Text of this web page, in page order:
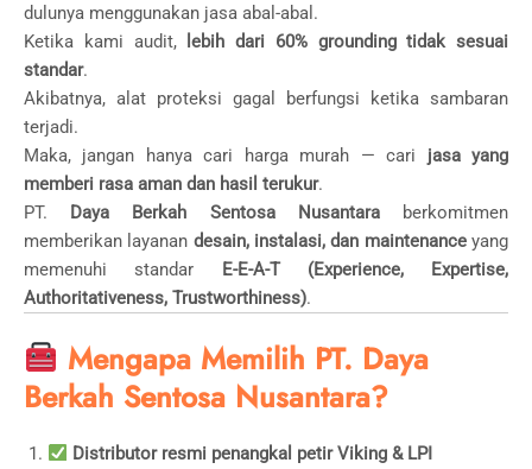
dulunya menggunakan jasa abal-abal.
Ketika kami audit,
lebih dari 60% grounding tidak sesuai
standar.
Akibatnya, alat proteksi gagal berfungsi ketika sambaran
terjadi.
Maka, jangan hanya cari harga murah — cari jasa yang
memberi rasa aman dan hasil terukur.
PT. Daya Berkah Sentosa Nusantaraberkomitmen
memberikan layanan desain, instalasi, dan maintenanceyang
memenuhi standar E-E-A-T (Experience, Expertise,
Authoritativeness, Trustworthiness).
Mengapa Memilih PT. Daya
Berkah Sentosa Nusantara?
Distributor resmi penangkal petir Viking & LPI